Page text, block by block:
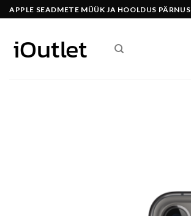
Skip
to
APPLE SEADMETE MÜÜK JA HOOLDUS PÄRNUS